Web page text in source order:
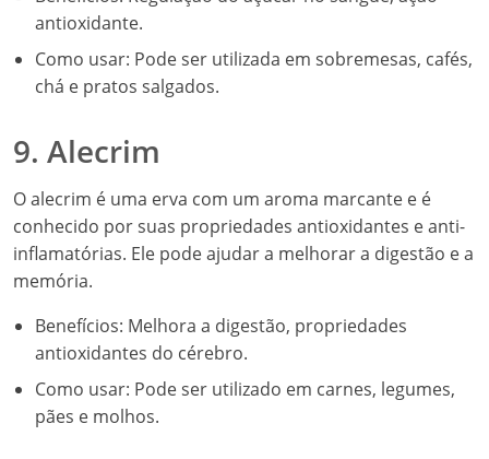
antioxidante.
Como usar: Pode ser utilizada em sobremesas, cafés,
chá e pratos salgados.
9. Alecrim
O alecrim é uma erva com um aroma marcante e é
conhecido por suas propriedades antioxidantes e anti-
inflamatórias. Ele pode ajudar a melhorar a digestão e a
memória.
Benefícios: Melhora a digestão, propriedades
antioxidantes do cérebro.
Como usar: Pode ser utilizado em carnes, legumes,
pães e molhos.